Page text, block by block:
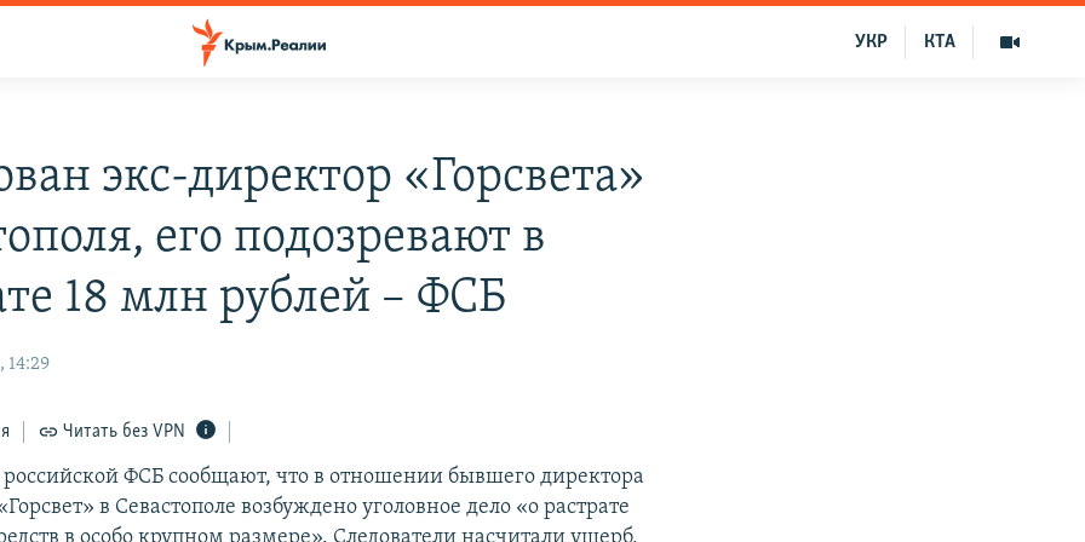
КТА
УКР
экс-директор «Горсвета»
его подозревают в
18 млн рублей – ФСБ
14:29
Читать без VPN
ФСБ сообщают, что в отношении бывшего директора
в Севастополе возбуждено уголовное дело «о растрате